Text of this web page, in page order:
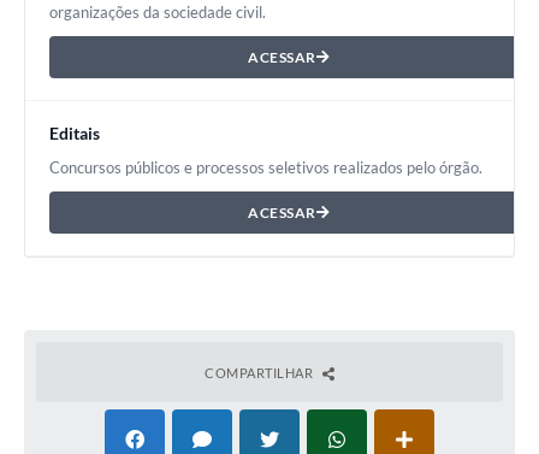
organizações da sociedade civil.
ACESSAR
Editais
Concursos públicos e processos seletivos realizados pelo órgão.
ACESSAR
COMPARTILHAR